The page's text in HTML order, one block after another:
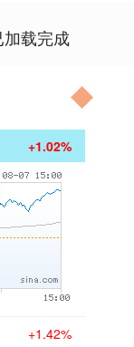
载完成
+1.02%
+1.42%